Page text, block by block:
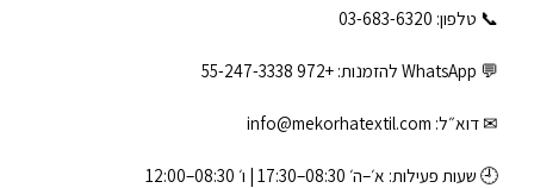
📞 טלפון: ‎03-683-6320
💬 WhatsApp להזמנות: +972 55-247-3338
✉ דוא״ל: info@mekorhatextil.com
🕘 שעות פעילות: א׳–ה׳ 08:30–17:30 | ו׳ 08:30–12:00